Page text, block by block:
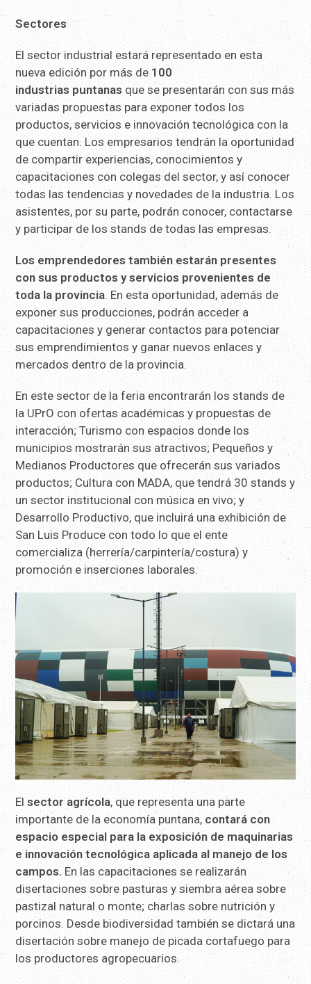
Sectores
El sector industrial estará representado en esta
nueva edición por más de 100
industrias puntanas que se presentarán con sus más
variadas propuestas para exponer todos los
productos, servicios e innovación tecnológica con la
que cuentan. Los empresarios tendrán la oportunidad
de compartir experiencias, conocimientos y
capacitaciones con colegas del sector, y así conocer
todas las tendencias y novedades de la industria. Los
asistentes, por su parte, podrán conocer, contactarse
y participar de los stands de todas las empresas.
Los emprendedores también estarán presentes
con sus productos y servicios provenientes de
toda la provincia. En esta oportunidad, además de
exponer sus producciones, podrán acceder a
capacitaciones y generar contactos para potenciar
sus emprendimientos y ganar nuevos enlaces y
mercados dentro de la provincia.
En este sector de la feria encontrarán los stands de
la UPrO con ofertas académicas y propuestas de
interacción; Turismo con espacios donde los
municipios mostrarán sus atractivos; Pequeños y
Medianos Productores que ofrecerán sus variados
productos; Cultura con MADA, que tendrá 30 stands y
un sector institucional con música en vivo; y
Desarrollo Productivo, que incluirá una exhibición de
San Luis Produce con todo lo que el ente
comercializa (herrería/carpintería/costura) y
promoción e inserciones laborales.
Elsector agrícola, que representa una parte
importante de la economía puntana, contará con
espacio especial para la exposición de maquinarias
e innovación tecnológica aplicada al manejo de los
campos. En las capacitaciones se realizarán
disertaciones sobre pasturas y siembra aérea sobre
pastizal natural o monte; charlas sobre nutrición y
porcinos. Desde biodiversidad también se dictará una
disertación sobre manejo de picada cortafuego para
los productores agropecuarios.